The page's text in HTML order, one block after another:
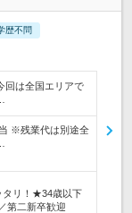
歴不問
回は全国エリアで
※残業代は別途全
タリ！★34歳以下
第二新卒歓迎